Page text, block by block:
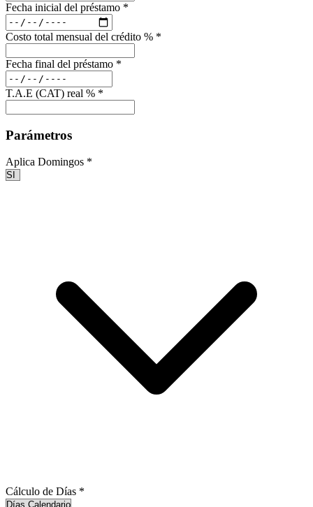
Fecha inicial del préstamo *
Costo total mensual del crédito % *
Fecha final del préstamo *
T.A.E (CAT) real % *
Parámetros
Aplica Domingos *
Cálculo de Días *